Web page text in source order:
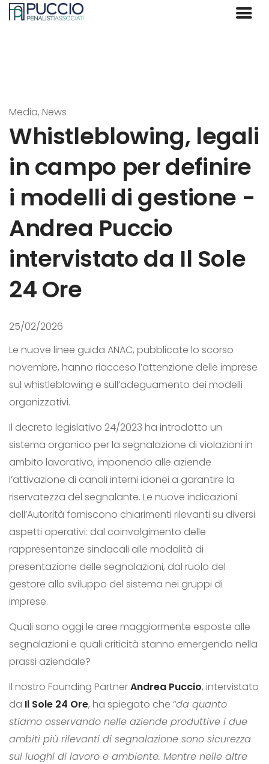
Media, News
Whistleblowing, legali
in campo per definire
i modelli di gestione -
Andrea Puccio
intervistato da Il Sole
24 Ore
25/02/2026
Le nuove linee guida ANAC, pubblicate lo scorso
novembre, hanno riacceso l’attenzione delle imprese
sul whistleblowing e sull’adeguamento dei modelli
organizzativi.
Il decreto legislativo 24/2023 ha introdotto un
sistema organico per la segnalazione di violazioni in
ambito lavorativo, imponendo alle aziende
l’attivazione di canali interni idonei a garantire la
riservatezza del segnalante. Le nuove indicazioni
dell’Autorità forniscono chiarimenti rilevanti su diversi
aspetti operativi: dal coinvolgimento delle
rappresentanze sindacali alle modalità di
presentazione delle segnalazioni, dal ruolo del
gestore allo sviluppo del sistema nei gruppi di
imprese.
Quali sono oggi le aree maggiormente esposte alle
segnalazioni e quali criticità stanno emergendo nella
prassi aziendale?
Il nostro Founding PartnerAndrea Puccio, intervistato
da Il Sole 24 Ore, ha spiegato che “da quanto
stiamo osservando nelle aziende produttive i due
ambiti più rilevanti di segnalazione sono sicurezza
sui luoghi di lavoro e ambiente. Mentre nelle altre